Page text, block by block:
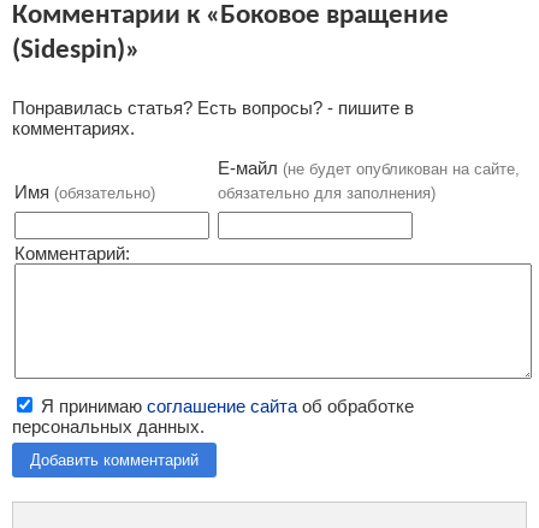
Комментарии к «Боковое вращение
(Sidespin)»
Понравилась статья? Есть вопросы? - пишите в
комментариях.
Имя (обязательно)
Е-майл (не будет опубликован на сайте,
обязательно для заполнения)
Комментарий:
Я принимаю соглашение сайтаоб обработке
персональных данных.
Добавить комментарий